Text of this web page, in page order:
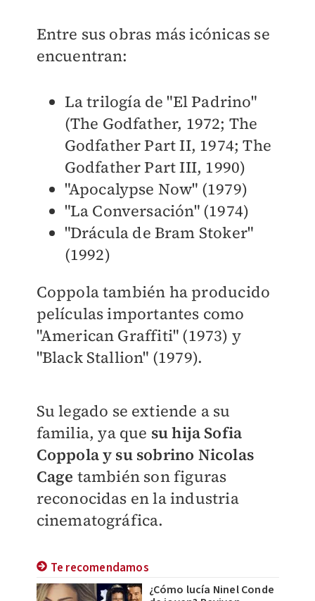
Entre sus obras más icónicas se
encuentran:
La trilogía de "El Padrino"
(The Godfather, 1972; The
Godfather Part II, 1974; The
Godfather Part III, 1990)
"Apocalypse Now" (1979)
"La Conversación" (1974)
"Drácula de Bram Stoker"
(1992)
Coppola también ha producido
películas importantes como
"American Graffiti" (1973) y
"Black Stallion" (1979).
Su legado se extiende a su
familia, ya que su hija Sofia
Coppola y su sobrino Nicolas
Cage también son figuras
reconocidas en la industria
cinematográfica.
Te recomendamos
¿Cómo lucía Ninel Conde